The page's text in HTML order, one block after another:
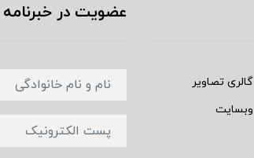
گالری تصاویر
وبسایت
عضویت در خبرنامه